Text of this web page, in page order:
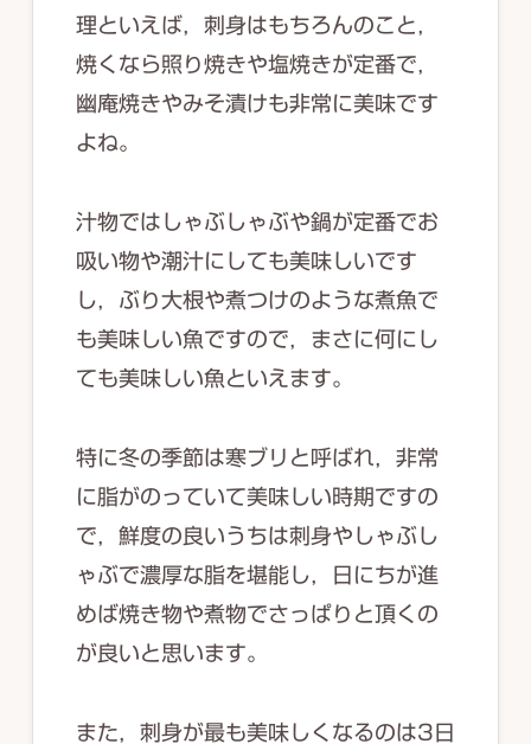
理といえば，刺身はもちろんのこと，
焼くなら照り焼きや塩焼きが定番で，
幽庵焼きやみそ漬けも非常に美味です
よね。
汁物ではしゃぶしゃぶや鍋が定番でお
吸い物や潮汁にしても美味しいです
し，ぶり大根や煮つけのような煮魚で
も美味しい魚ですので，まさに何にし
ても美味しい魚といえます。
特に冬の季節は寒ブリと呼ばれ，非常
に脂がのっていて美味しい時期ですの
で，鮮度の良いうちは刺身やしゃぶし
ゃぶで濃厚な脂を堪能し，日にちが進
めば焼き物や煮物でさっぱりと頂くの
が良いと思います。
また，刺身が最も美味しくなるのは3日